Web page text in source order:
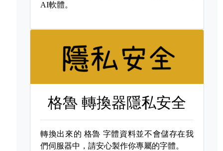
AI軟體。
格魯 轉換器隱私安全
轉換出來的 格魯 字體資料並不會儲存在我
們伺服器中，請安心製作你專屬的字體。